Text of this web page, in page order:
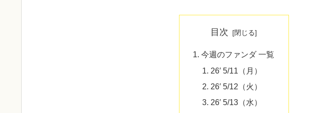
目次
今週のファンダ 一覧
26′ 5/11（月）
26′ 5/12（火）
26′ 5/13（水）